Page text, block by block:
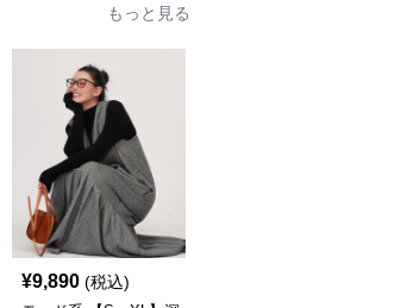
もっと見る
¥9,890 (税込)